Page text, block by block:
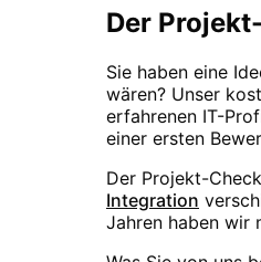
Der
Sie haben eine
wären? Unser
erfahrenen IT-
einer ersten
Der Projekt-
Integration
Jahren haben wir